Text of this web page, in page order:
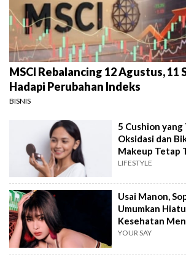
MSCI Rebalancing 12 Agustus, 11
Hadapi Perubahan Indeks
BISNIS
5 Cushion
Oksidasi dan
Makeup Tetap
LIFESTYLE
Usai Manon,
Umumkan
Kesehatan
YOUR SAY